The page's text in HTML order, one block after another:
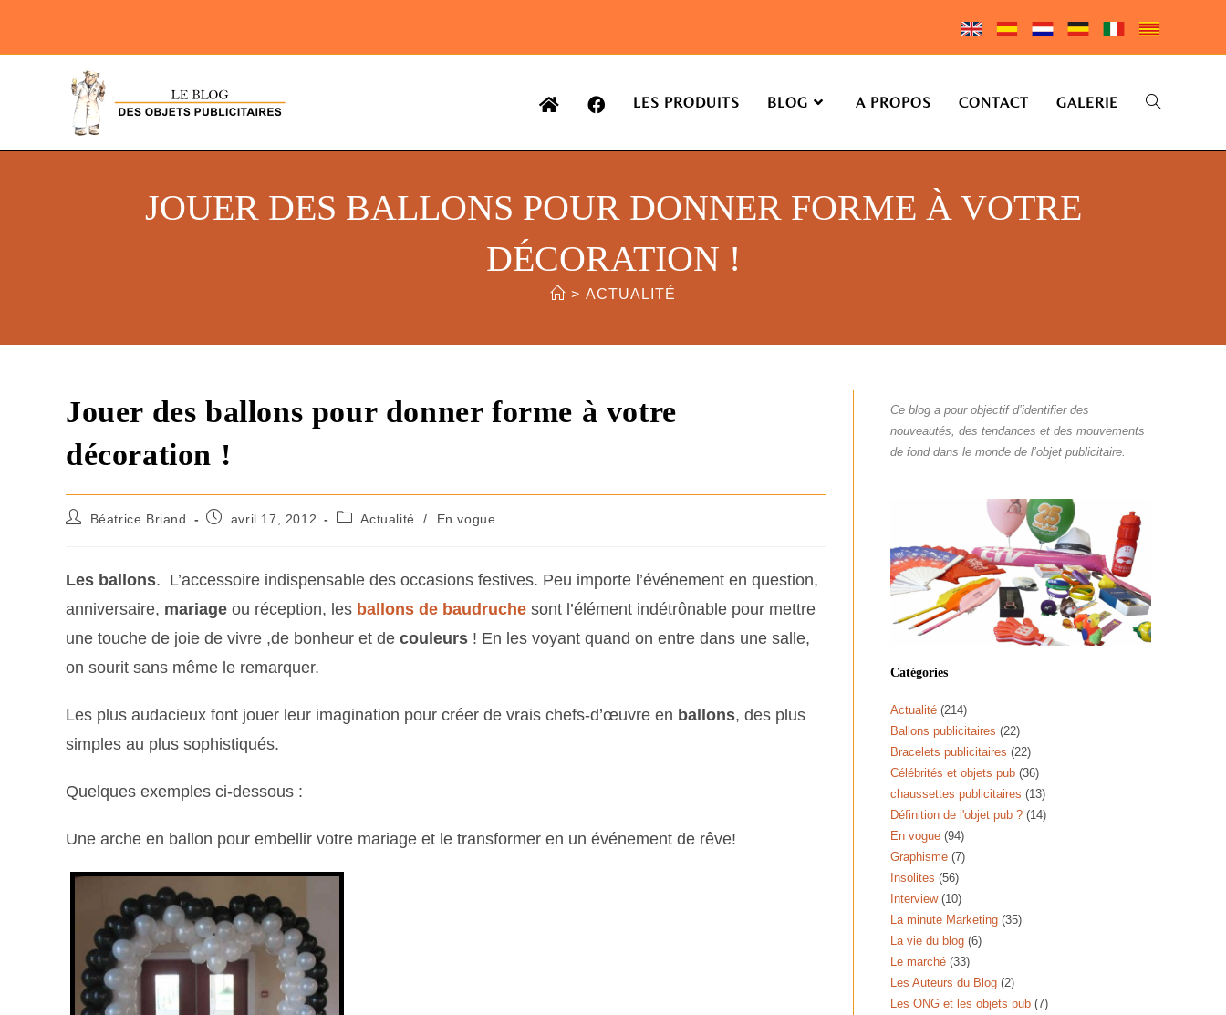
LES PRODUITS BLOG A PROPOS CONTACT GALERIE
JOUER DES BALLONS POUR DONNER FORME À VOTRE
DÉCORATION !
> ACTUALITÉ
Jouer des ballons pour donner forme à votre
décoration !
Béatrice Briand avril 17, 2012 Actualité / En vogue
Les ballons. L’accessoire indispensable des occasions festives. Peu importe l’événement en question,
anniversaire, mariage ou réception, les ballons de baudruche sont l’élément indétrônable pour mettre
une touche de joie de vivre ,de bonheur et de couleurs ! En les voyant quand on entre dans une salle,
on sourit sans même le remarquer.
Les plus audacieux font jouer leur imagination pour créer de vrais chefs-d’œuvre en ballons, des plus
simples au plus sophistiqués.
Quelques exemples ci-dessous :
Une arche en ballon pour embellir votre mariage et le transformer en un événement de rêve!
Ce blog a pour objectif d’identifier des
nouveautés, des tendances et des mouvements
de fond dans le monde de l’objet publicitaire.
Catégories
Actualité (214)
Ballons publicitaires (22)
Bracelets publicitaires (22)
Célébrités et objets pub (36)
chaussettes publicitaires (13)
Définition de l'objet pub ? (14)
En vogue (94)
Graphisme (7)
Insolites (56)
Interview (10)
La minute Marketing (35)
La vie du blog (6)
Le marché (33)
Les Auteurs du Blog (2)
Les ONG et les objets pub (7)